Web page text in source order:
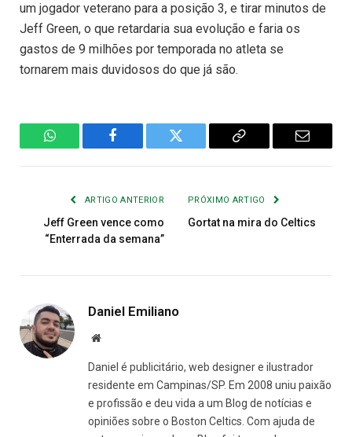
um jogador veterano para a posição 3, e tirar minutos de
Jeff Green, o que retardaria sua evolução e faria os
gastos de 9 milhões por temporada no atleta se
tornarem mais duvidosos do que já são.
WhatsAppFacebook Twitter
Copiar
E-
ARTIGO ANTERIOR
Jeff Green vence como
“Enterrada da semana”
PRÓXIMO ARTIGO
Gortat na mira do Celtics
Daniel Emiliano
Site
Daniel é publicitário, web designer e ilustrador
residente em Campinas/SP. Em 2008 uniu paixão
e profissão e deu vida a um Blog de notícias e
opiniões sobre o Boston Celtics. Com ajuda de